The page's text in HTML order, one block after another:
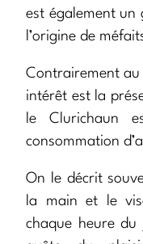
est également un
l’origine de
Contrairement au
intérêt est la
le Clurichaun
consommation
On le décrit
la main et le
chaque heure